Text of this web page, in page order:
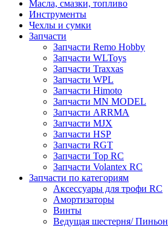
Масла, смазки, топливо
Инструменты
Чехлы и сумки
Запчасти
Запчасти Remo Hobby
Запчасти WLToys
Запчасти Traxxas
Запчасти WPL
Запчасти Himoto
Запчасти MN MODEL
Запчасти ARRMA
Запчасти MJX
Запчасти HSP
Запчасти RGT
Запчасти Top RC
Запчасти Volantex RC
Запчасти по категориям
Аксессуары для трофи RC
Амортизаторы
Винты
Ведущая шестерня/ Пиньон